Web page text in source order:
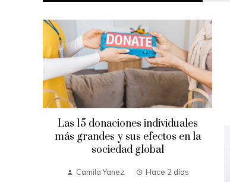
Las 15 donaciones individuales
más grandes y sus efectos en la
sociedad global
Camila Yanez Hace 2 días